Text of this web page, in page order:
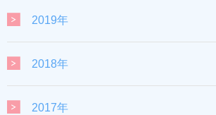
2019年
2018年
2017年